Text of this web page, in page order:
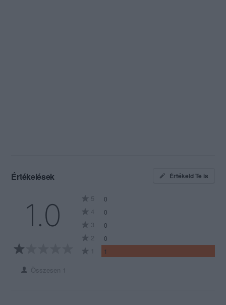
Értékelések Értékeld Te is
1.0
Összesen 1
5 0
4 0
3 0
2 0
1 1